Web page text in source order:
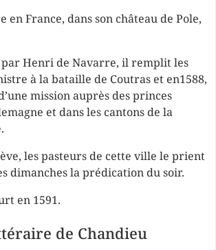
en France, dans son château de Pole,
par Henri de Navarre, il remplit les
à la bataille de Coutras et en1588,
mission auprès des princes
et dans les cantons de la
les pasteurs de cette ville le prient
dimanches la prédication du soir.
en 1591.
de Chandieu